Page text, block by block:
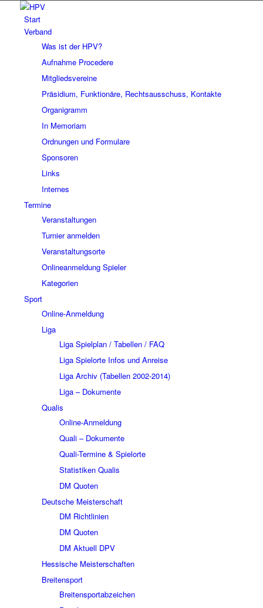
Start
Verband
Was ist der HPV?
Aufnahme Procedere
Mitgliedsvereine
Präsidium, Funktionäre, Rechtsausschuss, Kontakte
Organigramm
In Memoriam
Ordnungen und Formulare
Sponsoren
Links
Internes
Termine
Veranstaltungen
Turnier anmelden
Veranstaltungsorte
Onlineanmeldung Spieler
Kategorien
Sport
Online-Anmeldung
Liga
Liga Spielplan / Tabellen / FAQ
Liga Spielorte Infos und Anreise
Liga Archiv (Tabellen 2002-2014)
Liga – Dokumente
Qualis
Online-Anmeldung
Quali – Dokumente
Quali-Termine & Spielorte
Statistiken Qualis
DM Quoten
Deutsche Meisterschaft
DM Richtlinien
DM Quoten
DM Aktuell DPV
Hessische Meisterschaften
Breitensport
Breitensportabzeichen